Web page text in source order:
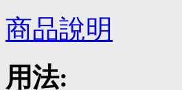
商品說明
用法: